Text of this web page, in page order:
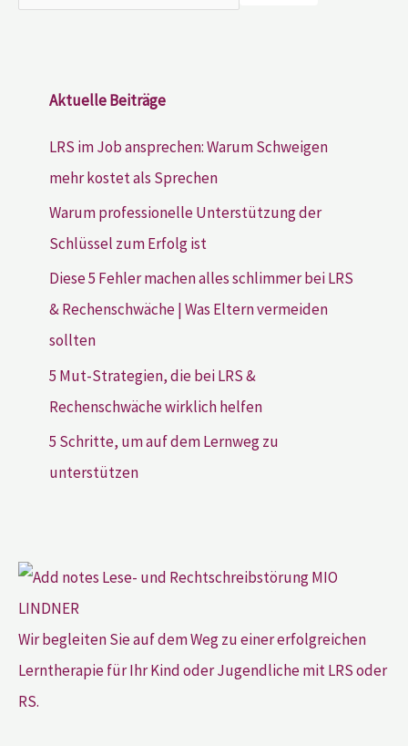
Aktuelle Beiträge
LRS im Job ansprechen: Warum Schweigen
mehr kostet als Sprechen
Warum professionelle Unterstützung der
Schlüssel zum Erfolg ist
Diese 5 Fehler machen alles schlimmer bei LRS
& Rechenschwäche | Was Eltern vermeiden
sollten
5 Mut-Strategien, die bei LRS &
Rechenschwäche wirklich helfen
5 Schritte, um auf dem Lernweg zu
unterstützen
Wir begleiten Sie auf dem Weg zu einer erfolgreichen
Lerntherapie für Ihr Kind oder Jugendliche mit LRS oder
RS.